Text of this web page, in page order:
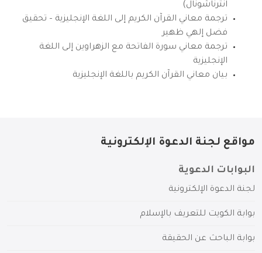
انترناشونال)
ترجمة معاني القرآن الكريم إلى اللغة الإنجليزية – تحقيق
فضل إلهي ظهير
ترجمة معاني سورة الفاتحة مع الزهراوين إلى اللغة
الإنجليزية
بيان معاني القرآن الكريم باللغة الإنجليزية
مواقع لجنة الدعوة الإلكترونية
البوابات الدعوية
لجنة الدعوة الإلكترونية
بوابة الكويت للتعريف بالإسلام
بوابة الباحث عن الحقيقة